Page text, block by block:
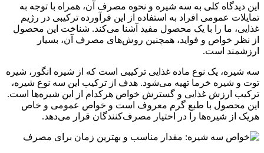
این دیدگاه کلی به سه شیره و نحوه مصرف آن، همراه با توجه به
تمایلات عمومی افراد به استفاده از این فرآورده ترکیبی در رژیم
غذایی، ما را با یک محصول مفید آشنا می‌کند. شناخت این محصول
از نظر خواص و فواید، همچنین روش‌های مصرف آن، بسیار
ارزشمند است.
سه شیره، یک نوع ماده غذایی ترکیبی است که از شیره انگور، شیره
توت و شیره خرما تهیه می‌شود. هدف از ترکیب این سه نوع شیره،
ترکیب ارزش غذایی و گسترش خواص هرکدام از این شیره‌ها است.
این محصول با طبع گرم معروف است و خواص عمومی و خاص
هریک از شیره‌ها را در اختیار مصرف‌کنندگان قرار می‌دهد.